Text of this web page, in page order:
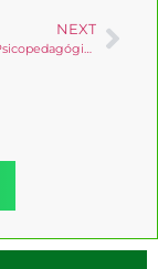
NEXT
Boletín Dpto. Psicopedagógico 2025-01